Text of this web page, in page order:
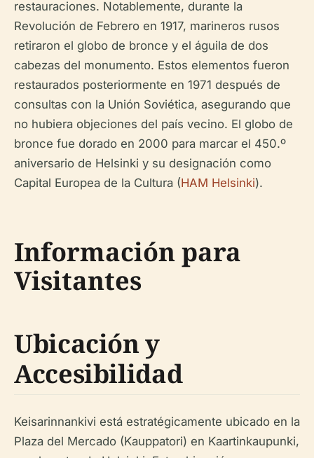
restauraciones. Notablemente, durante la
Revolución de Febrero en 1917, marineros rusos
retiraron el globo de bronce y el águila de dos
cabezas del monumento. Estos elementos fueron
restaurados posteriormente en 1971 después de
consultas con la Unión Soviética, asegurando que
no hubiera objeciones del país vecino. El globo de
bronce fue dorado en 2000 para marcar el 450.º
aniversario de Helsinki y su designación como
Capital Europea de la Cultura (HAM Helsinki).
Información para
Visitantes
Ubicación y
Accesibilidad
Keisarinnankivi está estratégicamente ubicado en la
Plaza del Mercado (Kauppatori) en Kaartinkaupunki,